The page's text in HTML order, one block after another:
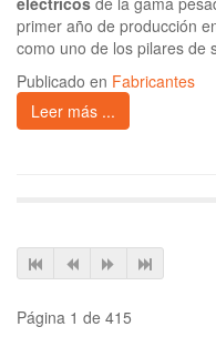
primer año de producción
como uno de los pilares de
Publicado en Fabricantes
Leer más ...
Página 1 de 415